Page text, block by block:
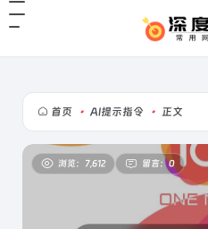
首页 • AI提示指令 • 正文
浏览：7,612 留言：0